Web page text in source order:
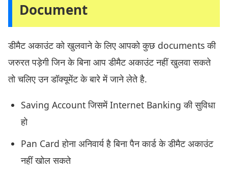
Document
डीमैट अकाउंट को खुलवाने के लिए आपको कुछ documents की
जरुरत पड़ेगी जिन के बिना आप डीमैट अकाउंट नहीं खुलवा सकते
तो चलिए उन डॉक्यूमेंट के बारे में जाने लेते है.
Saving Account जिसमें Internet Banking की सुविधा
हो
Pan Card होना अनिवार्य है बिना पैन कार्ड के डीमैट अकाउंट
नहीं खोल सकते